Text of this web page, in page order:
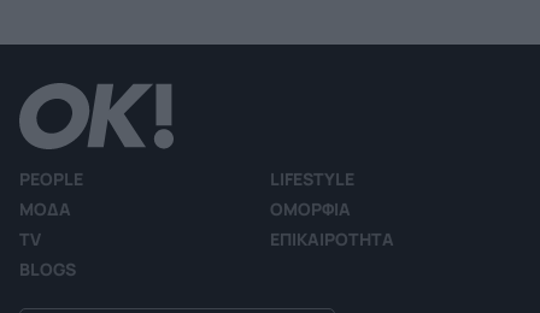
PEOPLE
LIFESTYLE
ΜΟΔΑ
ΟΜΟΡΦΙΑ
TV
ΕΠΙΚΑΙΡΟΤΗΤΑ
BLOGS